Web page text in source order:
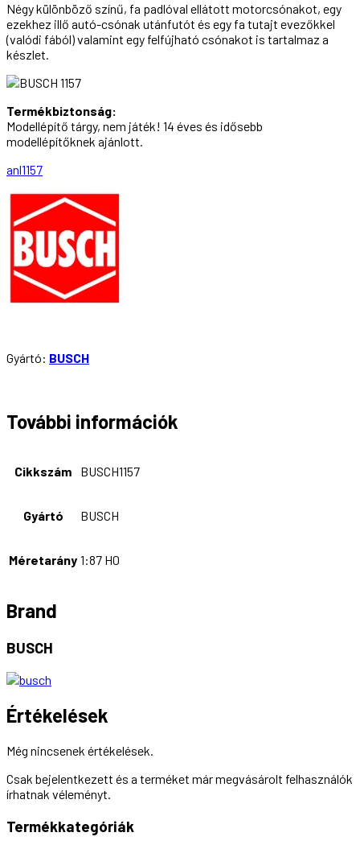
Négy különböző színű, fa padlóval ellátott motorcsónakot, egy
ezekhez illő autó-csónak utánfutót és egy fa tutajt evezőkkel
(valódi fából) valamint egy felfújható csónakot is tartalmaz a
készlet.
Termékbiztonság:
Modellépítő tárgy, nem játék! 14 éves és idősebb
modellépítőknek ajánlott.
anl1157
Gyártó: BUSCH
További információk
Cikkszám BUSCH1157
Gyártó BUSCH
Méretarány 1:87 H0
Brand
BUSCH
Értékelések
Még nincsenek értékelések.
Csak bejelentkezett és a terméket már megvásárolt felhasználók
írhatnak véleményt.
Termékkategóriák